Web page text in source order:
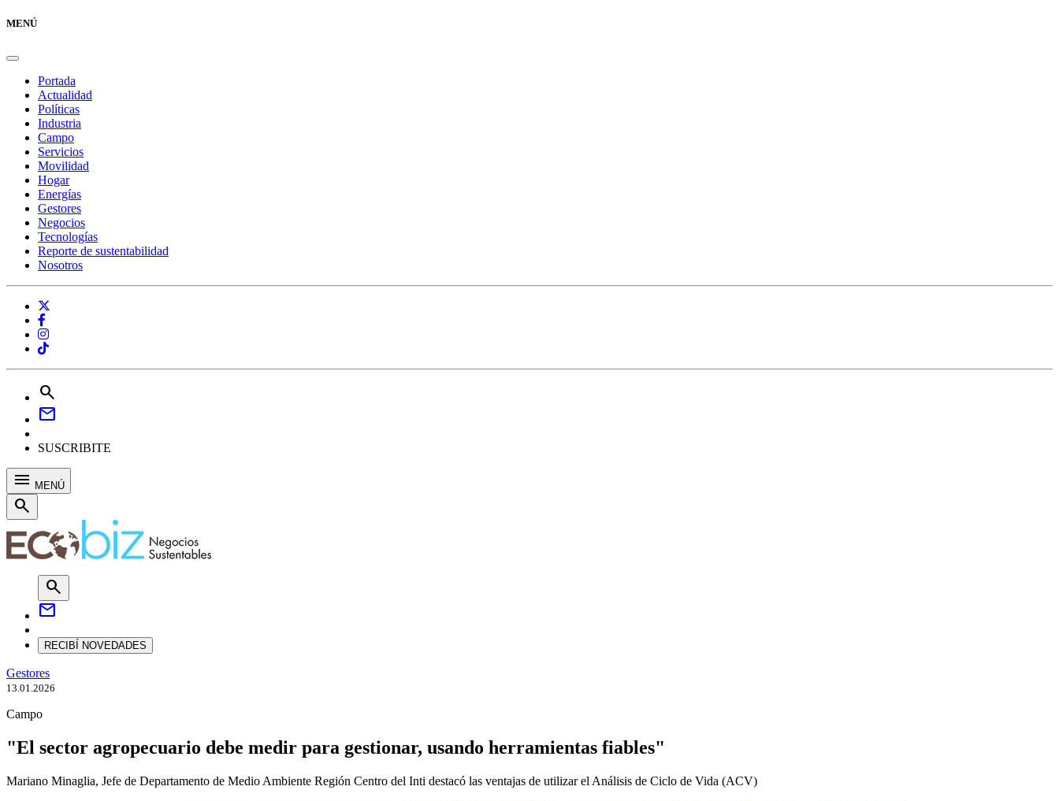
MENÚ
Portada
Actualidad
Políticas
Industria
Campo
Servicios
Movilidad
Hogar
Energías
Gestores
Negocios
Tecnologías
Reporte de sustentabilidad
Nosotros
search
mail
SUSCRIBITE
menu MENÚ
search
search
mail
RECIBÍ NOVEDADES
Gestores
13.01.2026
Campo
"El sector agropecuario debe medir para gestionar, usando herramientas fiables"
Mariano Minaglia, Jefe de Departamento de Medio Ambiente Región Centro del Inti destacó las ventajas de utilizar el Análisis de Ciclo de Vida (ACV)